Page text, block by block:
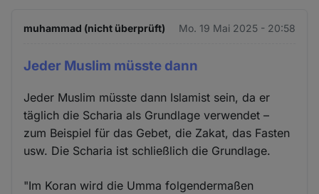
muhammad (nicht überprüft) Mo. 19 Mai 2025 - 20:58
Jeder Muslim müsste dann
Jeder Muslim müsste dann Islamist sein, da er
täglich die Scharia als Grundlage verwendet –
zum Beispiel für das Gebet, die Zakat, das Fasten
usw. Die Scharia ist schließlich die Grundlage.
"Im Koran wird die Umma folgendermaßen